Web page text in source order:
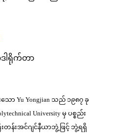
ါရိုက်တာ
ော Yu Yongjian သည် ၁၉၈၇ ခု
University မှ ပစ္စည်း
တန်းအင်ဂျင်နီယာဘွဲ့ဖြင့် ဘွဲ့ရရှိ